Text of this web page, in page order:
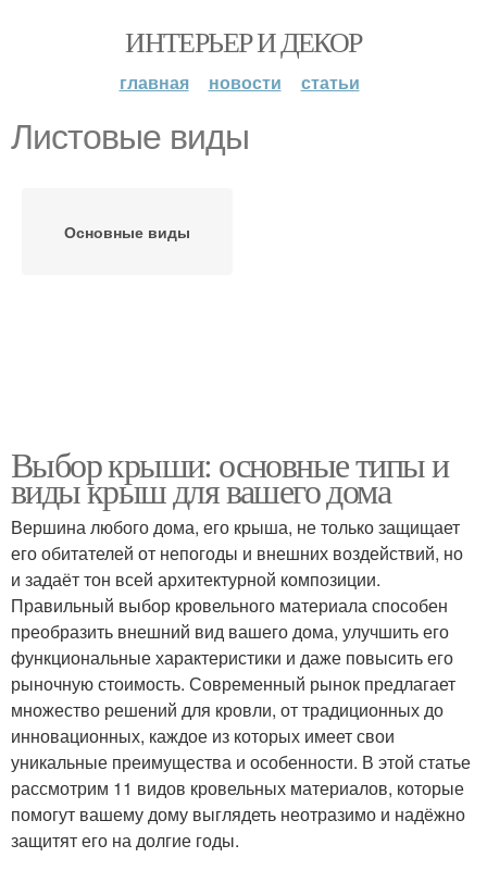
ИНТЕРЬЕР И ДЕКОР
главная новости статьи
Листовые виды
Основные виды
Выбор крыши: основные типы и
виды крыш для вашего дома
Вершина любого дома, его крыша, не только защищает
его обитателей от непогоды и внешних воздействий, но
и задаёт тон всей архитектурной композиции.
Правильный выбор кровельного материала способен
преобразить внешний вид вашего дома, улучшить его
функциональные характеристики и даже повысить его
рыночную стоимость. Современный рынок предлагает
множество решений для кровли, от традиционных до
инновационных, каждое из которых имеет свои
уникальные преимущества и особенности. В этой статье
рассмотрим 11 видов кровельных материалов, которые
помогут вашему дому выглядеть неотразимо и надёжно
защитят его на долгие годы.